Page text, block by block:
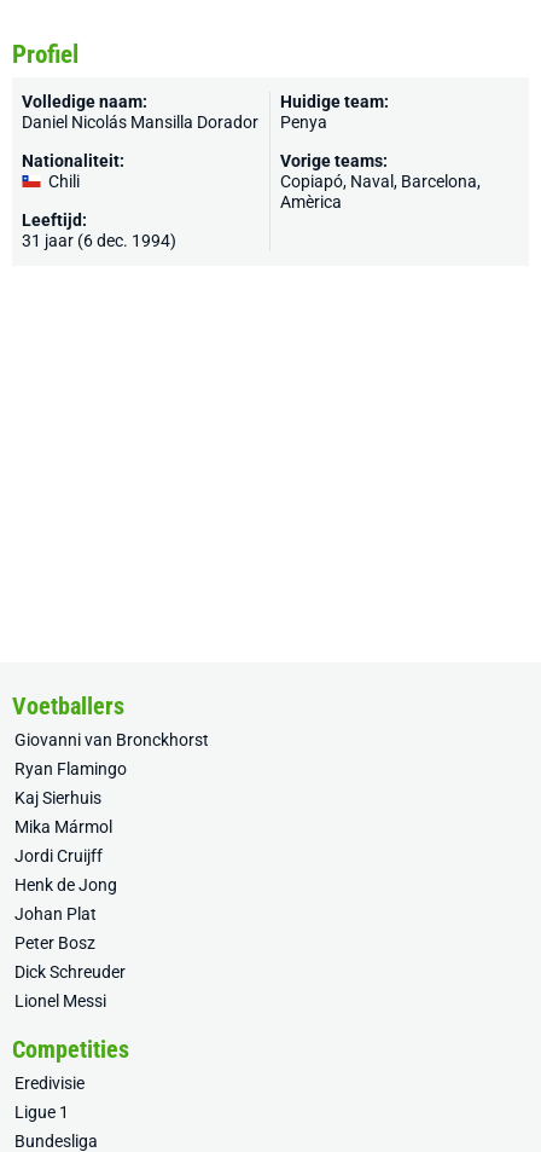
Profiel
Volledige naam:
Daniel Nicolás Mansilla Dorador
Nationaliteit:
Chili
Leeftijd:
31 jaar (6 dec. 1994)
Huidige team:
Penya
Vorige teams:
Copiapó, Naval, Barcelona,
Amèrica
Voetballers
Giovanni van Bronckhorst
Ryan Flamingo
Kaj Sierhuis
Mika Mármol
Jordi Cruijff
Henk de Jong
Johan Plat
Peter Bosz
Dick Schreuder
Lionel Messi
Competities
Eredivisie
Ligue 1
Bundesliga